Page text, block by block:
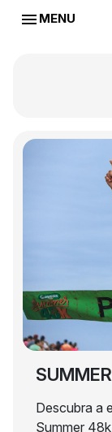
Descubra a
Summer
MENU